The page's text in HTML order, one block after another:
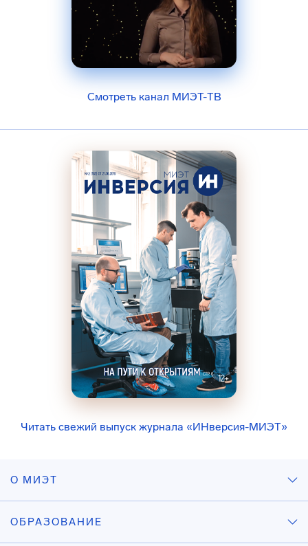
Смотреть канал МИЭТ-ТВ
Читать свежий выпуск журнала «ИНверсия-МИЭТ»
О МИЭТ
ОБРАЗОВАНИЕ